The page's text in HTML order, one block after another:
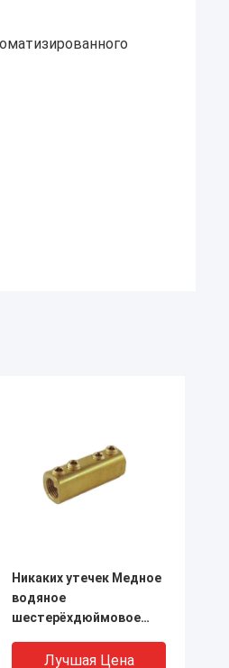
Никаких утечек Медное
водяное
шестерёхдюймовое
шестерёхдюймовое
Лучшая Цена